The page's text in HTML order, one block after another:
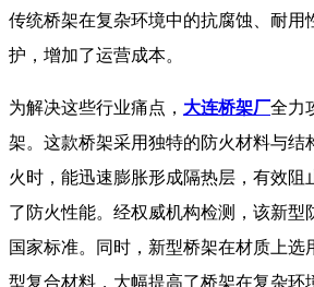
传统桥架在复杂环境中的抗腐蚀、耐用
护，增加了运营成本。
​ 为解决这些行业痛点， 大连桥架厂全力
架。这款桥架采用独特的防火材料与结
火时，能迅速膨胀形成隔热层，有效阻
了防火性能。经权威机构检测，该新型
国家标准。同时，新型桥架在材质上选
型复合材料，大幅提高了桥架在复杂环